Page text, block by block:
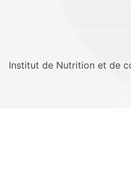
Institut de Nutrition et de